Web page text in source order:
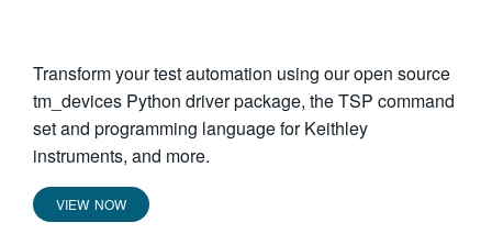
Transform your test automation using our open source
tm_devices Python driver package, the TSP command
set and programming language for Keithley
instruments, and more.
VIEW NOW